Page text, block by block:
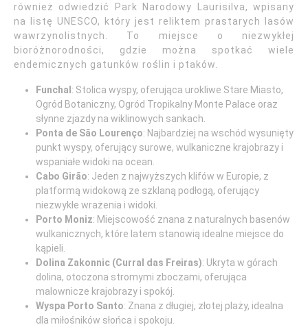
również odwiedzić Park Narodowy Laurisilva, wpisany
na listę UNESCO, który jest reliktem prastarych lasów
wawrzynolistnych. To miejsce o niezwykłej
bioróżnorodności, gdzie można spotkać wiele
endemicznych gatunków roślin i ptaków.
Funchal : Stolica wyspy, oferująca urokliwe Stare Miasto,
Ogród Botaniczny, Ogród Tropikalny Monte Palace oraz
słynne zjazdy na wiklinowych sankach.
Ponta de São Lourenço: Najbardziej na wschód wysunięty
punkt wyspy, oferujący surowe, wulkaniczne krajobrazy i
wspaniałe widoki na ocean.
Cabo Girão: Jeden z najwyższych klifów w Europie, z
platformą widokową ze szklaną podłogą, oferujący
niezwykłe wrażenia i widoki.
Porto Moniz: Miejscowość znana z naturalnych basenów
wulkanicznych, które latem stanowią idealne miejsce do
kąpieli.
Dolina Zakonnic (Curral das Freiras): Ukryta w górach
dolina, otoczona stromymi zboczami, oferująca
malownicze krajobrazy i spokój.
Wyspa Porto Santo: Znana z długiej, złotej plaży, idealna
dla miłośników słońca i spokoju.